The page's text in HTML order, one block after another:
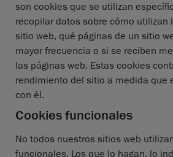
son cookies que se utilizan
recopilar datos sobre cómo utilizan
sitio web, qué páginas de un sitio
mayor frecuencia o si se reciben
las páginas web. Estas cookies
rendimiento del sitio a medida que
con él.
Cookies funcionales
No todos nuestros sitios web
funcionales. Los que lo hagan, lo